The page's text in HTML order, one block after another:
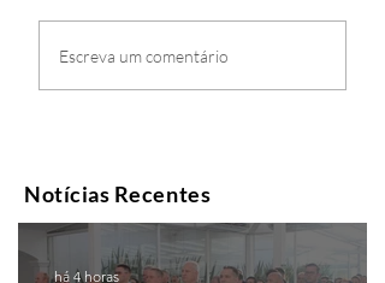
Escreva um comentário
Notícias Recentes
há 4 horas